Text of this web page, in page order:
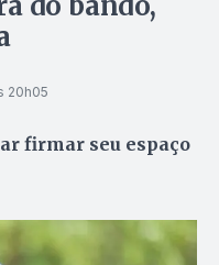
20h05
firmar seu espaço